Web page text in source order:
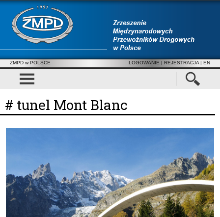
ZMPD w POLSCE LOGOWANIE | REJESTRACJA | EN
# tunel Mont Blanc